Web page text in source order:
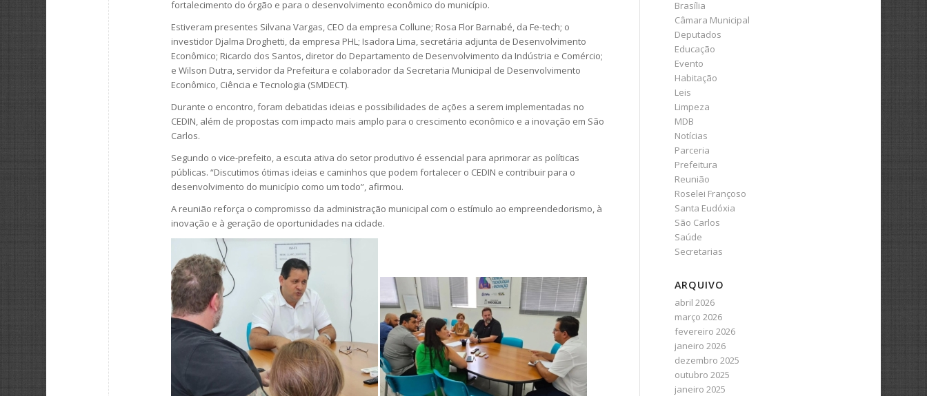
fortalecimento do órgão e para o desenvolvimento econômico do município.
Estiveram presentes Silvana Vargas, CEO da empresa Collune; Rosa Flor Barnabé, da Fe-tech; o
investidor Djalma Droghetti, da empresa PHL; Isadora Lima, secretária adjunta de Desenvolvimento
Econômico; Ricardo dos Santos, diretor do Departamento de Desenvolvimento da Indústria e Comércio;
e Wilson Dutra, servidor da Prefeitura e colaborador da Secretaria Municipal de Desenvolvimento
Econômico, Ciência e Tecnologia (SMDECT).
Durante o encontro, foram debatidas ideias e possibilidades de ações a serem implementadas no
CEDIN, além de propostas com impacto mais amplo para o crescimento econômico e a inovação em São
Carlos.
Segundo o vice-prefeito, a escuta ativa do setor produtivo é essencial para aprimorar as políticas
públicas. “Discutimos ótimas ideias e caminhos que podem fortalecer o CEDIN e contribuir para o
desenvolvimento do município como um todo”, afirmou.
A reunião reforça o compromisso da administração municipal com o estímulo ao empreendedorismo, à
inovação e à geração de oportunidades na cidade.
Brasília
Câmara Municipal
Deputados
Educação
Evento
Habitação
Leis
Limpeza
MDB
Notícias
Parceria
Prefeitura
Reunião
Roselei Françoso
Santa Eudóxia
São Carlos
Saúde
Secretarias
ARQUIVO
abril 2026
março 2026
fevereiro 2026
janeiro 2026
dezembro 2025
outubro 2025
janeiro 2025